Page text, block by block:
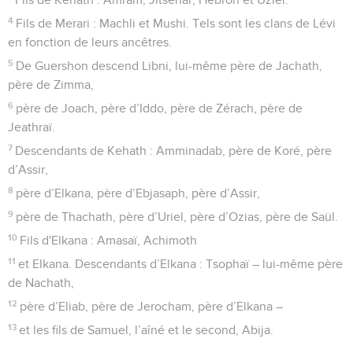
4 Fils de Merari : Machli et Mushi. Tels sont les clans de Lévi
en fonction de leurs ancêtres.
5 De Guershon descend Libni, lui-même père de Jachath,
père de Zimma,
6 père de Joach, père d’Iddo, père de Zérach, père de
Jeathraï.
7 Descendants de Kehath : Amminadab, père de Koré, père
d’Assir,
8 père d’Elkana, père d’Ebjasaph, père d’Assir,
9 père de Thachath, père d’Uriel, père d’Ozias, père de Saül.
10 Fils d'Elkana : Amasaï, Achimoth
11 et Elkana. Descendants d’Elkana : Tsophaï – lui-même père
de Nachath,
12 père d’Eliab, père de Jerocham, père d’Elkana –
13 et les fils de Samuel, l’aîné et le second, Abija.